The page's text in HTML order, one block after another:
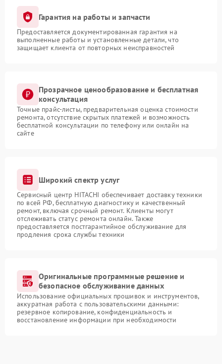
Гарантия на работы и запчасти
Предоставляется документированная гарантия на
выполненные работы и установленные детали, что
защищает клиента от повторных неисправностей
Прозрачное ценообразование и бесплатная
консультация
Точные прайс-листы, предварительная оценка стоимости
ремонта, отсутствие скрытых платежей и возможность
бесплатной консультации по телефону или онлайн на
сайте
Широкий спектр услуг
Сервисный центр HITACHI обеспечивает доставку техники
по всей РФ, бесплатную диагностику и качественный
ремонт, включая срочный ремонт. Клиенты могут
отслеживать статус ремонта онлайн. Также
предоставляется постгарантийное обслуживание для
продления срока службы техники
Оригинальные программные решение и
безопасное обслуживание данных
Использование официальных прошивок и инструментов,
аккуратная работа с пользовательскими данными:
резервное копирование, конфиденциальность и
восстановление информации при необходимости